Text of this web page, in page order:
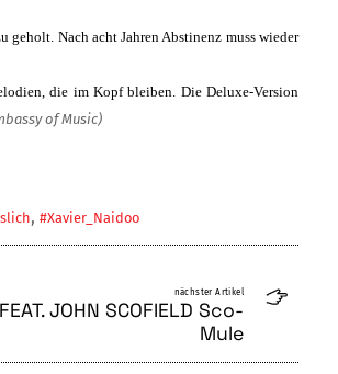
geholt. Nach acht Jahren Abstinenz muss wieder
die im Kopf bleiben. Die Deluxe-Ver­sion
of Music)
, #Xavier_Naidoo
nächster Artikel
JOHN SCOFIELD Sco-
Mule